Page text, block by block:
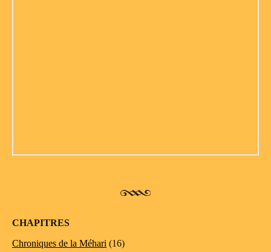
CHAPITRES
Chroniques de la Méhari (16)